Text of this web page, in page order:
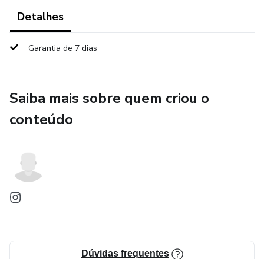
Detalhes
Garantia de 7 dias
Saiba mais sobre quem criou o
conteúdo
Dúvidas frequentes